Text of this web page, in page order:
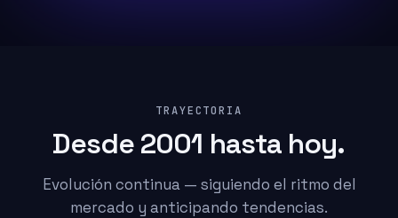
TRAYECTORIA
Desde 2001 hasta hoy.
Evolución continua — siguiendo el ritmo del
mercado y anticipando tendencias.